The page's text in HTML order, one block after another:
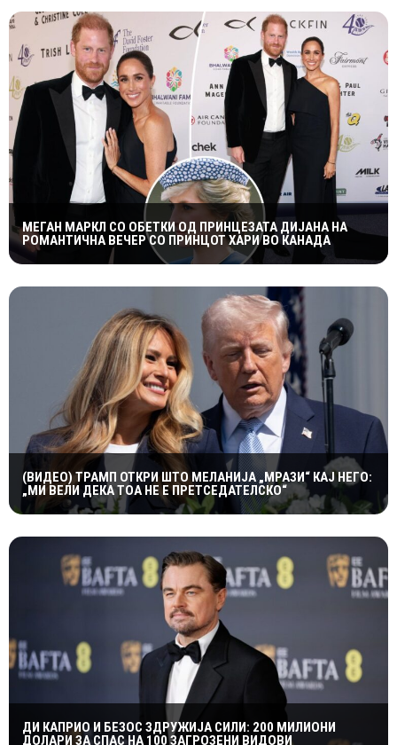
МЕГАН МАРКЛ СО ОБЕТКИ ОД ПРИНЦЕЗАТА ДИЈАНА НА
РОМАНТИЧНА ВЕЧЕР СО ПРИНЦОТ ХАРИ ВО КАНАДА
(ВИДЕО) ТРАМП ОТКРИ ШТО МЕЛАНИЈА „МРАЗИ“ КАЈ НЕГО:
„МИ ВЕЛИ ДЕКА ТОА НЕ Е ПРЕТСЕДАТЕЛСКО“
ДИ КАПРИО И БЕЗОС ЗДРУЖИЈА СИЛИ: 200 МИЛИОНИ
ДОЛАРИ ЗА СПАС НА 100 ЗАГРОЗЕНИ ВИДОВИ